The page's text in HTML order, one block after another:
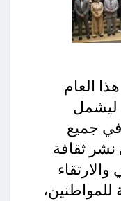
العام
ليشمل
جميع
ثقافة